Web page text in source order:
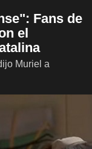
Fans de
el
Muriel a